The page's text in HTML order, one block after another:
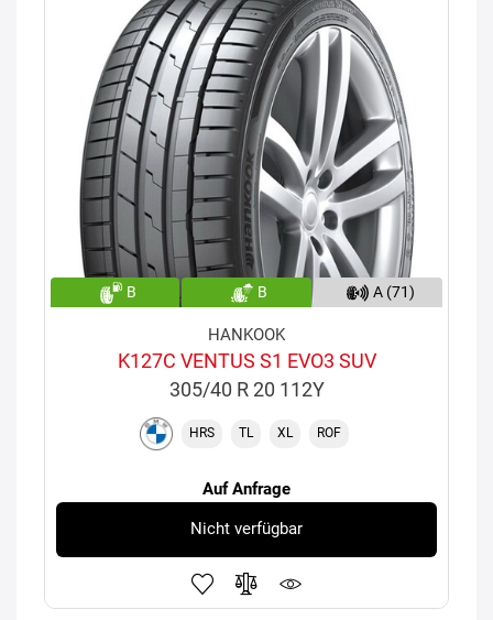
B B A (71)
HANKOOK
K127C VENTUS S1 EVO3 SUV
305/40 R 20 112Y
HRS TL XL ROF
Auf Anfrage
Nicht verfügbar